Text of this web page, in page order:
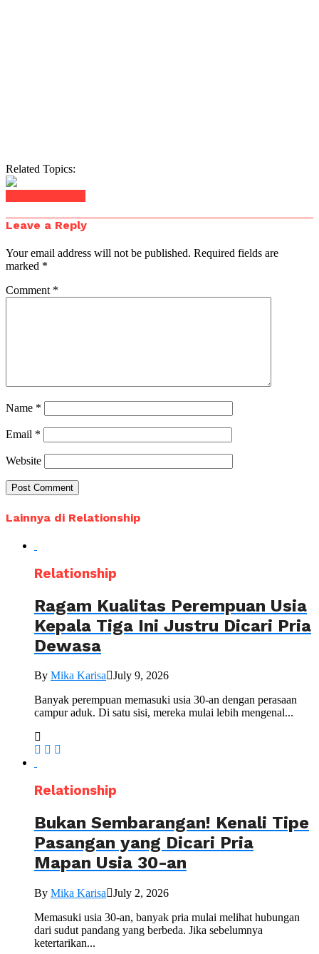
Related Topics:
Leave a Reply
Your email address will not be published. Required fields are
marked *
Comment *
Name *
Email *
Website
Lainnya di Relationship
Relationship
Ragam Kualitas Perempuan Usia
Kepala Tiga Ini Justru Dicari Pria
Dewasa
By Mika Karisa July 9, 2026
Banyak perempuan memasuki usia 30-an dengan perasaan
campur aduk. Di satu sisi, mereka mulai lebih mengenal...
Relationship
Bukan Sembarangan! Kenali Tipe
Pasangan yang Dicari Pria
Mapan Usia 30-an
By Mika Karisa
July 2, 2026
Memasuki usia 30-an, banyak pria mulai melihat hubungan
dari sudut pandang yang berbeda. Jika sebelumnya
ketertarikan...